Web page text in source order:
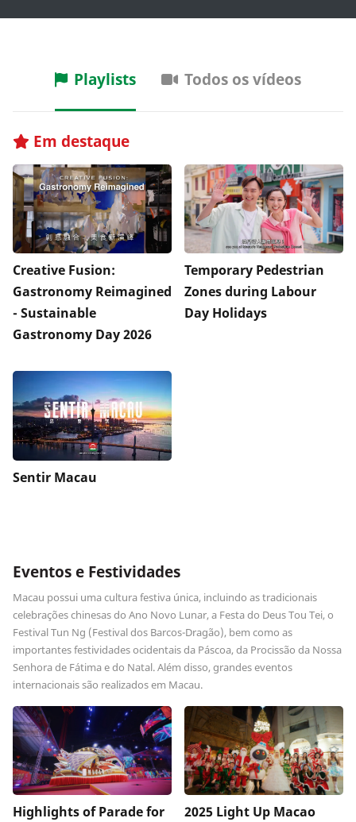
Playlists Todos os vídeos
Em destaque
Creative Fusion:
Gastronomy Reimagined
- Sustainable
Gastronomy Day 2026
Temporary Pedestrian
Zones during Labour
Day Holidays
Sentir Macau
Eventos e Festividades
Macau possui uma cultura festiva única, incluindo as tradicionais
celebrações chinesas do Ano Novo Lunar, a Festa do Deus Tou Tei, o
Festival Tun Ng (Festival dos Barcos-Dragão), bem como as
importantes festividades ocidentais da Páscoa, da Procissão da Nossa
Senhora de Fátima e do Natal. Além disso, grandes eventos
internacionais são realizados em Macau.
Highlights of Parade for
2025 Light Up Macao